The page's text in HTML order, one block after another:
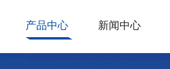
产品中心 新闻中心